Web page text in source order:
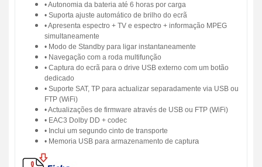
•Autonomia da bateria até 6 horas por carga
• Suporta ajuste automático de brilho do ecrã
•Apresenta espectro + TV e espectro + informação MPEG
simultaneamente
• Modo de Standby para ligar instantaneamente
• Navegação com a roda multifunção
• Captura do ecrã para o drive USB externo com um botão
dedicado
• Suporte SAT, TP para actualizar separadamente via USB ou
FTP (WiFi)
•Actualizações de firmware através de USB ou FTP (WiFi)
• EAC3 Dolby DD + codec
• Inclui um segundo cinto de transporte
• Memoria USB para armazenamento de captura